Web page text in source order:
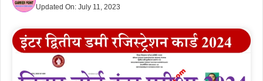
Updated On: July 11, 2023